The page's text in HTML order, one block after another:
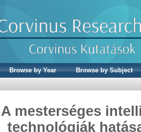
Browse by Year
Browse by Subject
A mesterséges
technológiák